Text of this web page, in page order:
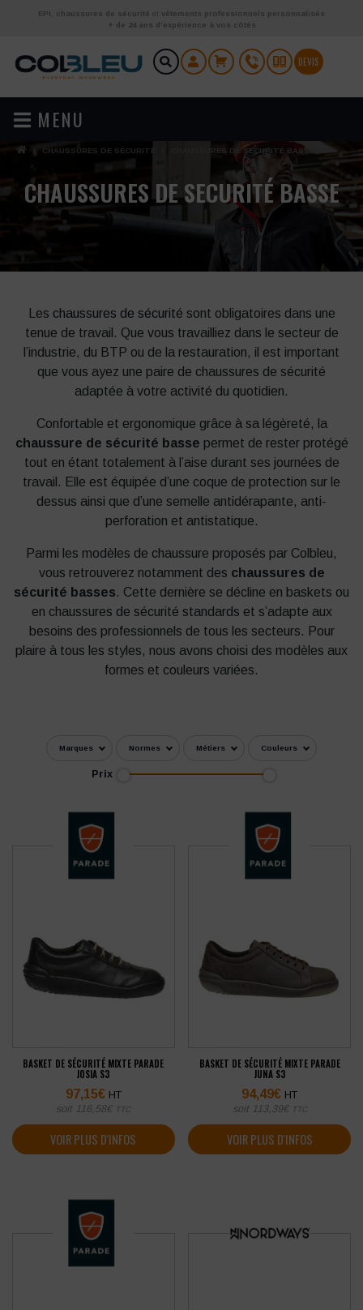
Aller au contenu
EPI chaussures de sécurité et vêtements professionnels personnalisés
+ de 24 ans d’expérience à vos côtés
DEVIS
MENU
CHAUSSURES DE SÉCURITÉ CHAUSSURES DE SECURITÉ BASSE
CHAUSSURES DE SECURITÉ BASSE
Les chaussures de sécurité sont obligatoires dans une
tenue de travail. Que vous travailliez dans le secteur de
l’industrie, du BTP ou de la restauration, il est important
que vous ayez une paire de chaussures de sécurité
adaptée à votre activité du quotidien.
Confortable et ergonomique grâce à sa légèreté, la
chaussure de sécurité basse permet de rester protégé
tout en étant totalement à l’aise durant ses journées de
travail. Elle est équipée d’une coque de protection sur le
dessus ainsi que d’une semelle antidérapante, anti-
perforation et antistatique.
Parmi les modèles de chaussure proposés par Colbleu,
vous retrouverez notamment des chaussures de
sécurité basses. Cette dernière se décline en baskets ou
en chaussures de sécurité standards et s’adapte aux
besoins des professionnels de tous les secteurs. Pour
plaire à tous les styles, nous avons choisi des modèles aux
formes et couleurs variées.
Marques Normes Métiers Couleurs
Prix
BASKET DE SÉCURITÉ MIXTE PARADE
JOSIA S3
97,15€ HT
soit 116,58€ TTC
VOIR PLUS D'INFOS
BASKET DE SÉCURITÉ MIXTE PARADE
JUNA S3
94,49€ HT
soit 113,39€ TTC
VOIR PLUS D'INFOS